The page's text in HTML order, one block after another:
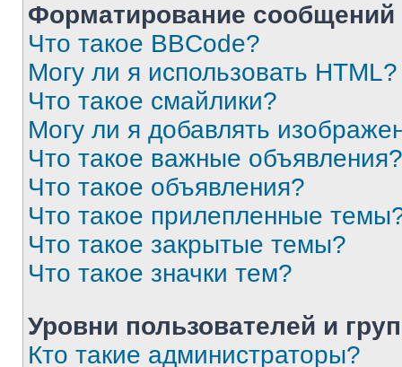
Форматирование
Что такое BBCode?
Могу ли я использовать HTML?
Что такое смайлики?
Могу ли я добавлять
Что такое важные объявления?
Что такое объявления?
Что такое прилепленные
Что такое закрытые темы?
Что такое значки тем?
Уровни пользователей и
Кто такие администраторы?